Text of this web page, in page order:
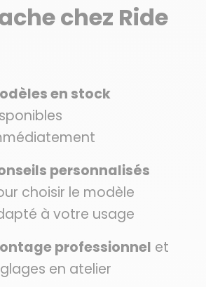
chez Ride
en stock
personnalisés
choisir le modèle
à votre usage
professionnel et
en atelier